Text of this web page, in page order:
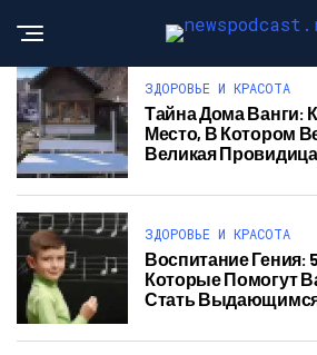
ЗДОРОВЬЕ И КРАСОТА
Тайна Дома Ванги:
Место, В Котором
Великая
ЗДОРОВЬЕ И КРАСОТА
Воспитание Гения:
Которые Помогут
Стать